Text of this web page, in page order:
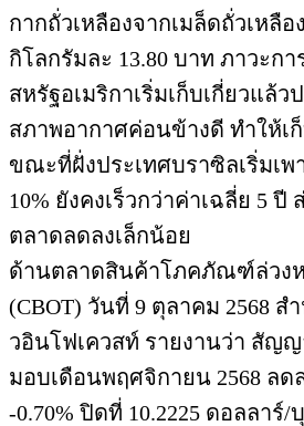
ด้านตลาดสินค้าโภคภัณฑ์ล่วง
(CBOT) วันที่ 9 ตุลาคม 2568 ส
วอินโฟเควสท์ รายงานว่า สัญญ
มอบเดือนพฤศจิกายน 2568 ลดล
-0.70% ปิดที่ 10.2225 ดอลลาร์
รายหนึ่งกล่าวว่า ขณะนี้เกษตร
ผลผลิตบางส่วนเพื่อให้มีเงินหมุ
เริ่มสะท้อนปัจจัยนี้ออกมาแล้ว แ
ว่า ราคาถั่วเหลืองก่อนหน้านี้ป
หวังว่าประธานาธิบดีทรัมป์และ
ผิง ของจีน จะสามารถบรรลุข้อ
ภายในสิ้นเดือนนี้